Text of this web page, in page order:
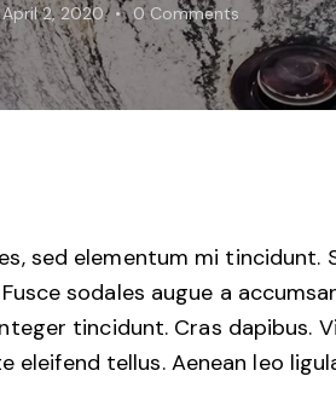
April 2, 2020 0 Comments
sed elementum mi tincidunt.
sodales augue a
tincidunt. Cras dapibus.
eleifend tellus. Aenean leo